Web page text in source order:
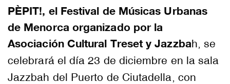
PÈPIT!, el Festival de Músicas Urbanas
de Menorca organizado por la
Asociación Cultural Treset y Jazzbah, se
celebrará el día 23 de diciembre en la sala
Jazzbah del Puerto de Ciutadella, con